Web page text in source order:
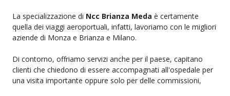
La specializzazione di Ncc Brianza Meda è certamente
quella dei viaggi aeroportuali, infatti, lavoriamo con le migliori
aziende di Monza e Brianza e Milano.
Di contorno, offriamo servizi anche per il paese, capitano
clienti che chiedono di essere accompagnati all'ospedale per
una visita importante oppure solo per delle commissioni,